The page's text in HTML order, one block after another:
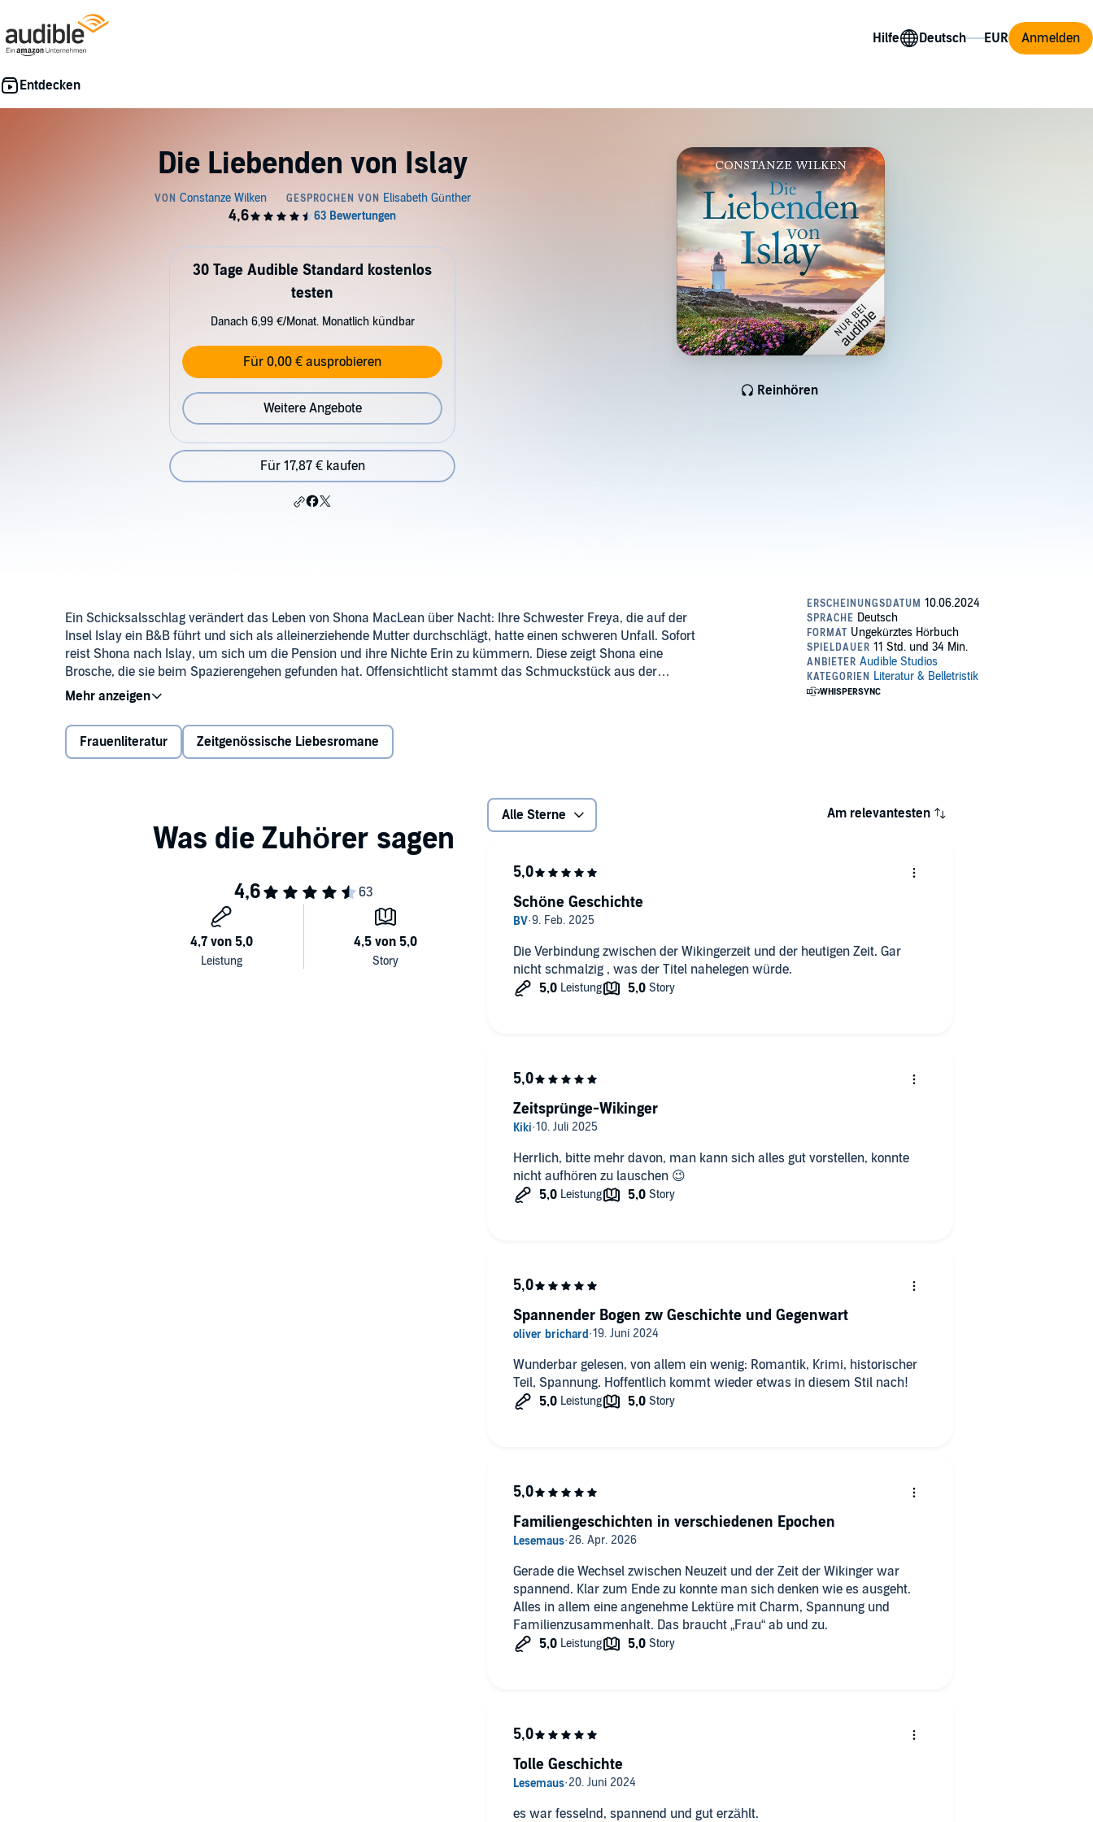
Hilfe Anmelden
Die Liebenden von Islay
Reinhören
30 Tage Audible Standard kostenlos
testen
Danach 6,99 €/Monat. Monatlich kündbar
Für 0,00 € ausprobieren
Weitere Angebote
Für 17,87 € kaufen
Ein Schicksalsschlag verändert das Leben von Shona MacLean über Nacht: Ihre Schwester Freya, die auf der
Insel Islay ein B&B führt und sich als alleinerziehende Mutter durchschlägt, hatte einen schweren Unfall. Sofort
reist Shona nach Islay, um sich um die Pension und ihre Nichte Erin zu kümmern. Diese zeigt Shona eine
Brosche, die sie beim Spazierengehen gefunden hat. Offensichtlicht stammt das Schmuckstück aus der
Wikingerzeit. Gemeinsam beginnen Shona und Erin, die Geschichte der alten Brosche zu erforschen –
unterstützt von Gavin Ramsay, dem sympathischen Inhaber einer kleinen Destillerie. Schon bald kommen sich
Shona und Gavin näher. Doch mit ihren Nachforschungen machen sie sich schnell Feinde. Denn offenbar sind
sie gefährlichen Geheimnissen auf der Spur...
©2024 Verlagsgruppe Penguin Random House GmbH (P)2024 Audible GmbH
Frauenliteratur Zeitgenössische Liebesromane
Alle Sterne Am relevantesten
Die Verbindung zwischen der Wikingerzeit und der heutigen Zeit. Gar
nicht schmalzig , was der Titel nahelegen würde.
Schöne Geschichte
Herrlich, bitte mehr davon, man kann sich alles gut vorstellen, konnte
nicht aufhören zu lauschen 😉
Zeitsprünge-Wikinger
Wunderbar gelesen, von allem ein wenig: Romantik, Krimi, historischer
Teil, Spannung. Hoffentlich kommt wieder etwas in diesem Stil nach!
Spannender Bogen zw Geschichte und Gegenwart
Gerade die Wechsel zwischen Neuzeit und der Zeit der Wikinger war
spannend. Klar zum Ende zu konnte man sich denken wie es ausgeht.
Alles in allem eine angenehme Lektüre mit Charm, Spannung und
Familienzusammenhalt. Das braucht „Frau“ ab und zu.
Familiengeschichten in verschiedenen Epochen
es war fesselnd, spannend und gut erzählt.
Tolle Geschichte